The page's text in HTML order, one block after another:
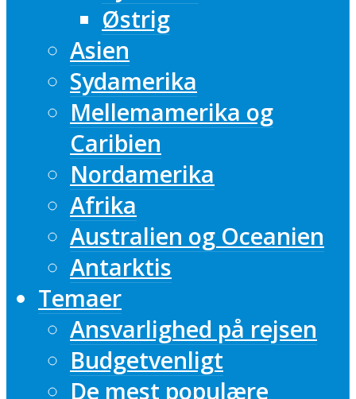
Østrig
Asien
Sydamerika
Mellemamerika og
Caribien
Nordamerika
Afrika
Australien og Oceanien
Antarktis
Temaer
Ansvarlighed på rejsen
Budgetvenligt
De mest populære